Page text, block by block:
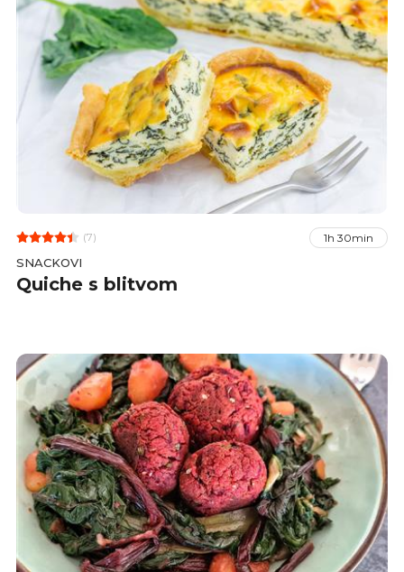
(7) 1h 30min
SNACKOVI
Quiche s blitvom